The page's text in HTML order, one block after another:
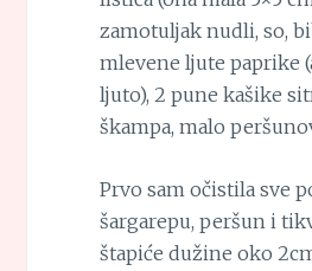
zamotuljak nudli, so,
mlevene ljute paprike
ljuto), 2 pune kašike
škampa, malo
Prvo sam očistila sve
šargarepu, peršun i
štapiće dužine oko